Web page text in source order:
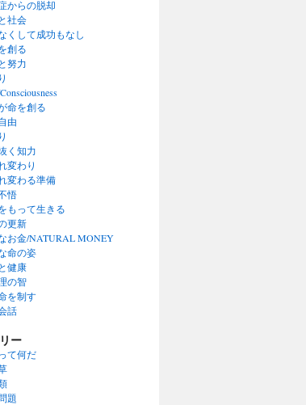
からの脱却
社会
くして成功もなし
創る
努力
命を創る
由
く知力
変わり
変わる準備
悟
もって生きる
更新
お金/NATURAL MONEY
命の姿
健康
の智
を制す
話
ー
て何だ
題